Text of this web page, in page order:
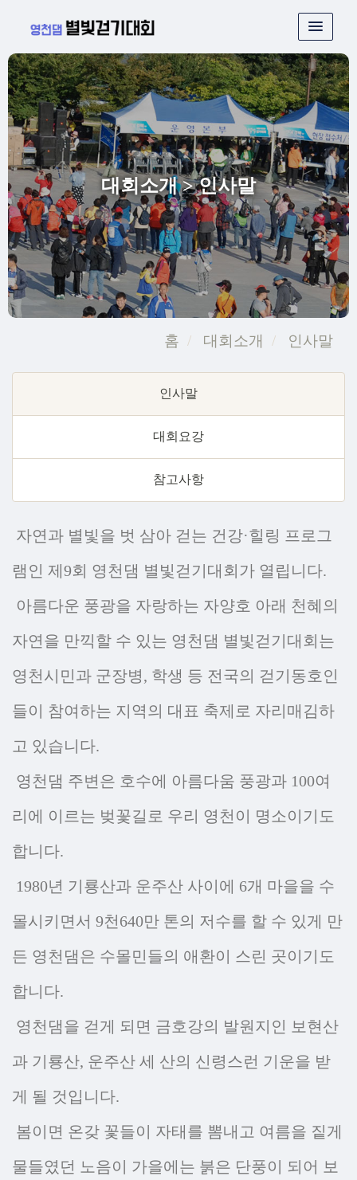
대회소개> 인사말
홈 대회소개 인사말
인사말
대회요강
참고사항
자연과 별빛을 벗 삼아 걷는 건강·힐링 프로그
램인 제9회 영천댐 별빛걷기대회가 열립니다.
아름다운 풍광을 자랑하는 자양호 아래 천혜의
자연을 만끽할 수 있는 영천댐 별빛걷기대회는
영천시민과 군장병, 학생 등 전국의 걷기동호인
들이 참여하는 지역의 대표 축제로 자리매김하
고 있습니다.
영천댐 주변은 호수에 아름다움 풍광과 100여
리에 이르는 벚꽃길로 우리 영천이 명소이기도
합니다.
1980년 기룡산과 운주산 사이에 6개 마을을 수
몰시키면서 9천640만 톤의 저수를 할 수 있게 만
든 영천댐은 수몰민들의 애환이 스린 곳이기도
합니다.
영천댐을 걷게 되면 금호강의 발원지인 보현산
과 기룡산, 운주산 세 산의 신령스런 기운을 받
게 될 것입니다.
봄이면 온갖 꽃들이 자태를 뽐내고 여름을 짙게
물들였던 노음이 가을에는 붉은 단풍이 되어 보